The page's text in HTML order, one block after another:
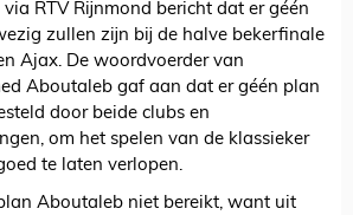
RTV Rijnmond bericht dat er géén
zullen zijn bij de halve bekerfinale
Ajax. De woordvoerder van
Aboutaleb gaf aan dat er géén plan
door beide clubs en
om het spelen van de klassieker
te laten verlopen.
Aboutaleb niet bereikt, want uit